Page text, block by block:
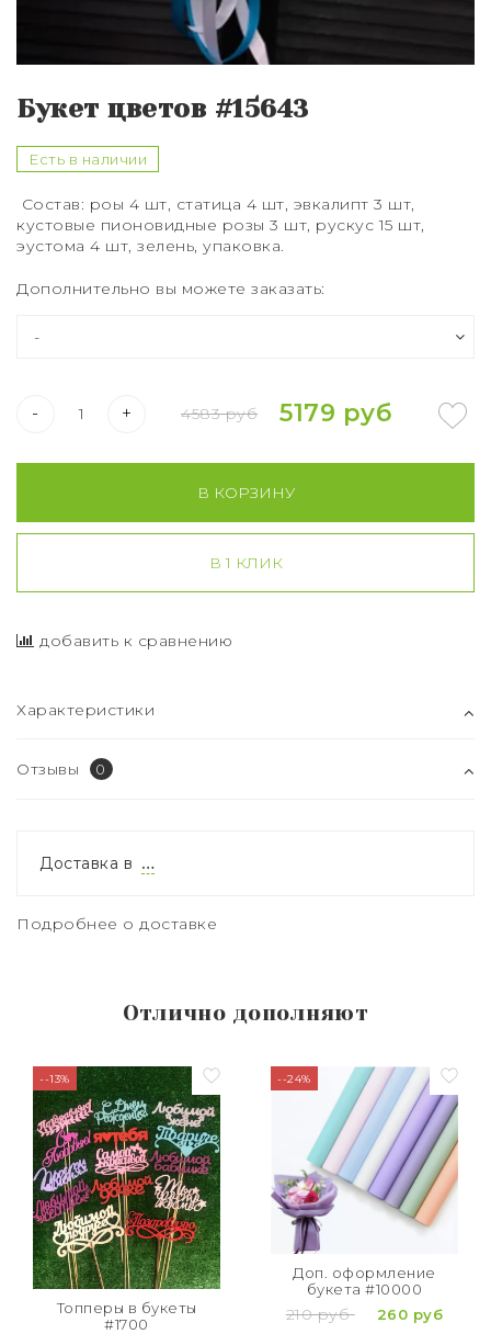
Букет цветов #15643
Есть в наличии
Состав: роы 4 шт, статица 4 шт, эвкалипт 3 шт,
кустовые пионовидные розы 3 шт, рускус 15 шт,
эустома 4 шт, зелень, упаковка.
Дополнительно вы можете заказать:
- + 4583 руб 5179 руб
В КОРЗИНУ
В 1 КЛИК
добавить к сравнению
Характеристики
Отзывы 0
Доставка в …
Подробнее о доставке
Отлично дополняют
--13%
Топперы в букеты
#1700
--24%
Доп. оформление
букета #10000
210 руб 260 руб
Букет из 151 розы
Букет из 201 розы
Букет из 301 розы
Розы XXL